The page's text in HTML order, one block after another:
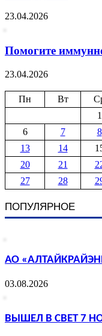
23.04.2026
Помогите
23.04.2026
Пн
Вт
1
6
7 8
13
14
20
21
27
28
ПОПУЛЯРНОЕ
АО
03.08.2026
ВЫШЕЛ В СВЕТ 7